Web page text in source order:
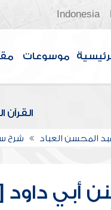
Indonesia
موسوعات
القرآن
المحسن العباد شرح
داود